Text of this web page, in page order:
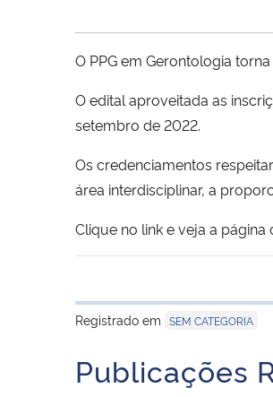
O PPG em Gerontologia
O edital aproveitada as
setembro de 2022.
Os credenciamentos
área interdisciplinar, a
Clique no link e veja a página
Registrado em SEM CATEGORIA
Publicações